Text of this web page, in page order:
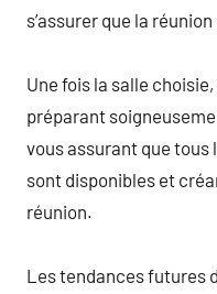
s’assurer que la
Une fois la salle
préparant
vous assurant que
sont disponibles et
réunion.
Les tendances futures